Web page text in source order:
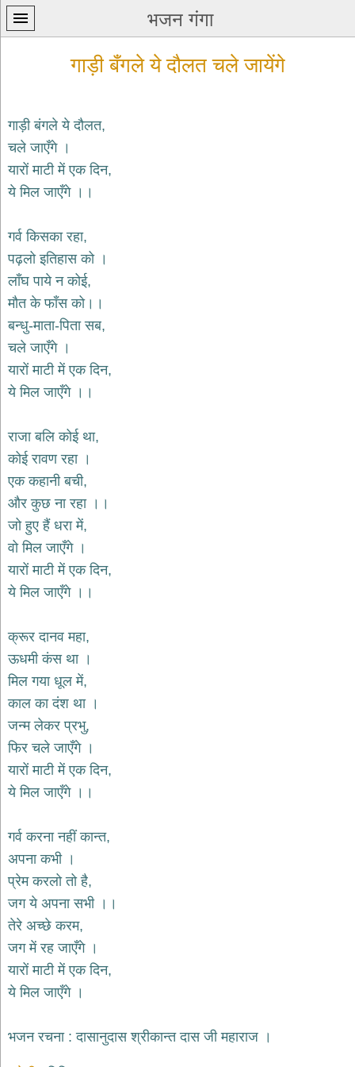
भजन गंगा
प्रथम
पन्ना
home
भजन
krishna
bhajans
शिव
भजन
bhajans
हनुमान
भजन
hanuman
bhajans
भजन
sai
bhajans
जैन
भजन
jain
bhajans
दुर्गा
भजन
durga
bhajans
भजन
ganesh
राम
भजन
raam
गुरुदेव
भजन
gurudev
विविध
भजन
miscellaneous
bhajans
विष्णु
भजन
bhajans
बाबा
बालक
baba
गाड़ी बँगले ये दौलत चले जायेंगे
गाड़ी बंगले ये दौलत,
चले जाएँगे ।
यारों माटी में एक दिन,
ये मिल जाएँगे ।।
गर्व किसका रहा,
पढ़लो इतिहास को ।
लाँघ पाये न कोई,
मौत के फाँस को।।
बन्धु-माता-पिता सब,
चले जाएँगे ।
यारों माटी में एक दिन,
ये मिल जाएँगे ।।
राजा बलि कोई था,
कोई रावण रहा ।
एक कहानी बची,
और कुछ ना रहा ।।
जो हुए हैं धरा में,
वो मिल जाएँगे ।
यारों माटी में एक दिन,
ये मिल जाएँगे ।।
क्रूर दानव महा,
ऊधमी कंस था ।
मिल गया धूल में,
काल का दंश था ।
जन्म लेकर प्रभु,
फिर चले जाएँगे ।
यारों माटी में एक दिन,
ये मिल जाएँगे ।।
गर्व करना नहीं कान्त,
अपना कभी ।
प्रेम करलो तो है,
जग ये अपना सभी ।।
तेरे अच्छे करम,
जग में रह जाएँगे ।
यारों माटी में एक दिन,
ये मिल जाएँगे ।
भजन रचना : दासानुदास श्रीकान्त दास जी महाराज ।